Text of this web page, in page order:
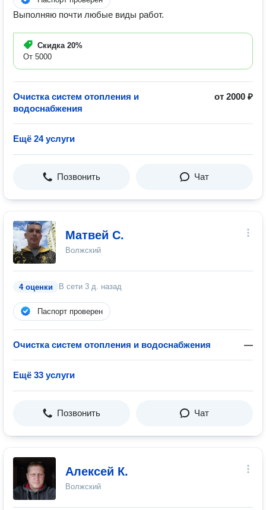
Выполняю почти любые виды работ.
Скидка 20%
От 5000
Очистка систем отопления и
водоснабжения
от 2000 ₽
Ещё 24 услуги
Позвонить Чат
Матвей С.
Волжский
4 оценки В сети 3 д. назад
Паспорт проверен
Очистка систем отопления и водоснабжения —
Ещё 33 услуги
Позвонить Чат
Алексей К.
Волжский